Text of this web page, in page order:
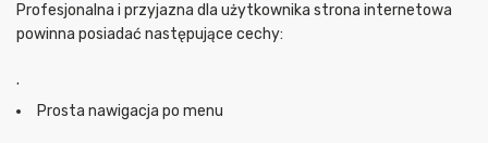
Profesjonalna i przyjazna dla użytkownika strona internetowa
powinna posiadać następujące cechy:
.
Prosta nawigacja po menu